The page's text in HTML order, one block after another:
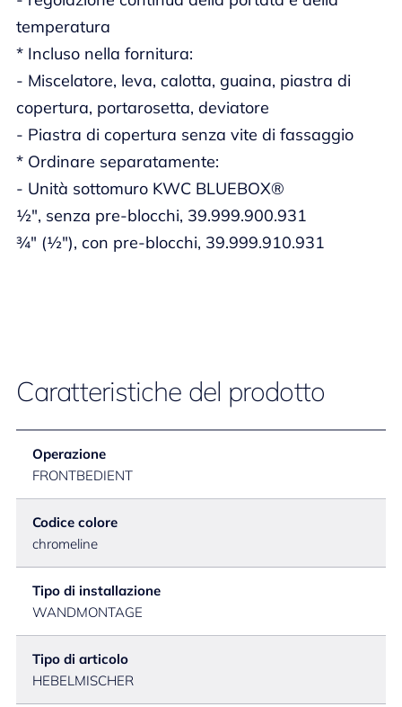
temperatura
* Incluso nella fornitura:
- Miscelatore, leva, calotta, guaina, piastra di
copertura, portarosetta, deviatore
- Piastra di copertura senza vite di fassaggio
* Ordinare separatamente:
- Unità sottomuro KWC BLUEBOX®
½", senza pre-blocchi, 39.999.900.931
¾" (½"), con pre-blocchi, 39.999.910.931
Caratteristiche del prodotto
Operazione
FRONTBEDIENT
Codice colore
chromeline
Tipo di installazione
WANDMONTAGE
Tipo di articolo
HEBELMISCHER